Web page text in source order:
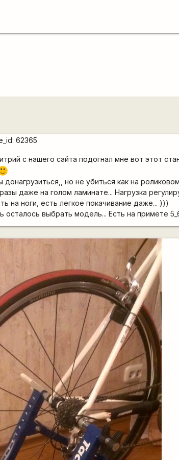
с нашего сайта подогнал мне вот этот
:)
но не убиться как на
даже на голом ламинате... Нагрузка
на ноги, есть легкое покачивание даже... )))
выбрать модель... Есть на примете